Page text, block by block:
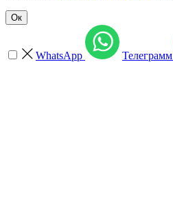
Ок
WhatsApp Телеграмм